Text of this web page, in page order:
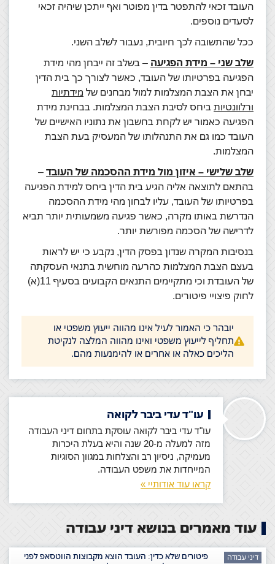
העובד זכאי להתפטר בדין מפוטר ואף ייתכן שיהיה זכאי
לסעדים נוספים.
ככל שהתשובה לכך חיובית, נעבור לשלב השני.
שלב שני – מידת הפגיעה – בשלב זה ייבחן מהי מידת
הפגיעה בפרטיותו של העובד, כאשר לצורך כך בית הדין
יבחן את הצבת המצלמות למול מבחנים של מידתיות
ורלוונטיות ביחס לסיבת הצבת המצלמות. בבחינת מידת
הפגיעה כאמור יש לקחת בחשבון את נתוניו האישיים של
העובד כמו גם את התנהלותו של המעסיק בעת הצבת
המצלמות.
שלב שלישי – איזון מול מידת ההסכמה של העובד –
בהתאם לתוצאה אליה הגיע בית הדין ביחס למידת הפגיעה
בפרטיותו של העובד, עליו לבחון מהי מידת ההסכמה
הנדרשת באותו מקרה, כאשר פגיעה משמעותית יותר תביא
לדרישה של הסכמה מפורשת יותר.
בנסיבות המקרה שנדון בפסק הדין, נקבע כי יש לראות
בעצם הצבת המצלמות כהרעה מוחשית בתנאי העסקתה
של העובדת וכי מתקיימים התנאים הקבועים בסעיף 11(א)
לחוק פיצויי פיטורים.
יובהר כי האמור לעיל אינו מהווה ייעוץ משפטי או
תחליף לייעוץ משפטי ואינו מהווה המלצה לנקיטת
הליכים כאלה או אחרים או להימנעות מהם.
עו"ד עדי ביבר לקואה
עו"ד עדי ביבר לקואה עוסקת בתחום דיני העבודה
מזה למעלה מ-20 שנה והיא בעלת היכרות
מעמיקה, ניסיון רב והצלחות במגוון הסוגיות
המייחדות את משפט העבודה.
קראו עוד אודותיי »
עוד מאמרים בנושא דיני עבודה
דיני עבודה
פיטורים שלא כדין: העובד הוצא מקבוצות הווטסאפ לפני